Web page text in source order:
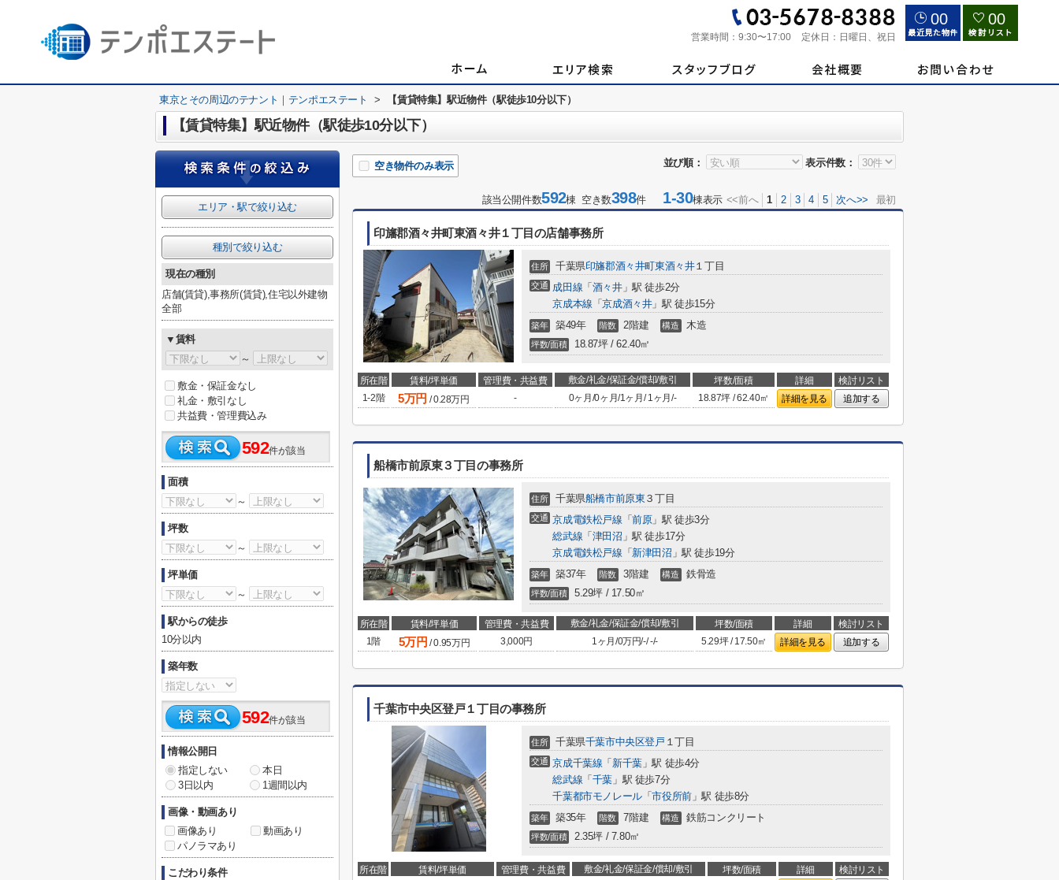
営業時間： 9:30〜17:00 定休日： 日曜日、祝日
00 00
東京とその周辺のテナント｜テンポエステート > 【賃貸特集】駅近物件（駅徒歩10分以下）
【賃貸特集】駅近物件（駅徒歩10分以下）
並び順： 表示件数：
空き物件のみ表示
該当公開件数592棟 空き数398件1-30棟表示 <<前へ 1 2 3 4 5 次へ>> 最初
印旛郡酒々井町東酒々井１丁目の店舗事務所
住所 千葉県印旛郡酒々井町東酒々井１丁目
交通 成田線 「 酒々井」駅 徒歩2分
京成本線 「京成酒々井」駅 徒歩15分
築年 築49年 階数 2階建 構造 木造
坪数/面積 18.87坪 / 62.40㎡
所在階 賃料/坪単価 管理費・共益費 敷金/礼金/保証金/償却/敷引 坪数/面積 詳細
検討リスト
1-2階
5万円 /0.28万円 - 0ヶ月 /0ヶ月/1ヶ月 /1ヶ月/- 18.87坪 / 62.40㎡ 詳細を見る 追加する
船橋市前原東３丁目の事務所
住所 千葉県船橋市前原東 ３丁目
交通 京成電鉄松戸線 「前原」駅 徒歩3分
総武線 「 津田沼 」駅 徒歩17分
京成電鉄松戸線 「 新津田沼 」駅 徒歩19分
築年 築37年 階数 3階建 構造 鉄骨造
坪数/面積 5.29坪 / 17.50㎡
所在階 賃料/坪単価 管理費・共益費 敷金/礼金/保証金/償却/敷引 坪数/面積 詳細
検討リスト
1階
5万円 /0.95万円 3,000円 1ヶ月 /0万円/-/-/- 5.29坪 / 17.50㎡ 詳細を見る 追加する
千葉市中央区登戸１丁目の事務所
住所 千葉県千葉市中央区登戸 １丁目
交通 京成千葉線 「 新千葉」駅 徒歩4分
総武線 「 千葉 」駅 徒歩7分
千葉都市モノレール「市役所前」駅 徒歩8分
築年 築35年 階数 7階建 構造 鉄筋コンクリート
坪数/面積 2.35坪 / 7.80㎡
所在階 賃料/坪単価 管理費・共益費 敷金/礼金/保証金/償却/敷引 坪数/面積 詳細
検討リスト
エリア・駅で絞り込む
種別で絞り込む
現在の種別
店舗(賃貸),事務所(賃貸),住宅以外建物
全部
▼賃料
～
敷金・保証金なし
礼金・敷引なし
共益費・管理費込み
592件が該当
面積
～
坪数
～
坪単価
～
駅からの徒歩
10分以内
築年数
592件が該当
情報公開日
指定しない
本日
3日以内
1週間以内
画像・動画あり
画像あり
動画あり
パノラマあり
こだわり条件